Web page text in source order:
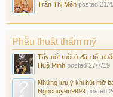
Trần Thị Mến posted 21/
Phẫu thuật thẩm mỹ
Tẩy nốt ruồi ở đâu tốt nhất
Huệ Minh posted 27/7/19
Những lưu ý khi hút mỡ
Ngochuyen9999 posted